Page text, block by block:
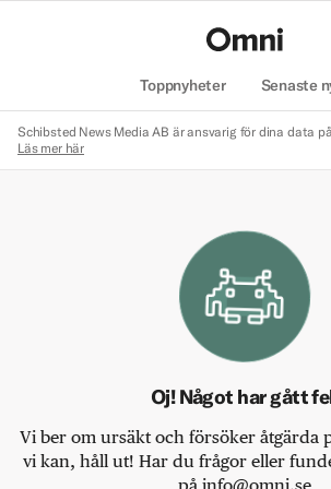
Toppnyheter Senaste
Schibsted News Media AB är ansvarig för dina data
Läs mer här
Oj! Något har gått
Vi ber om ursäkt och försöker åtgärda
vi kan, håll ut! Har du frågor eller